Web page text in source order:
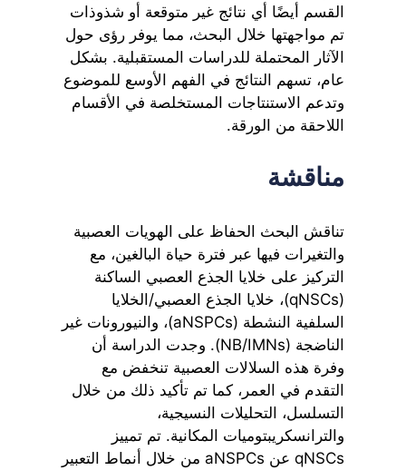
القسم أيضًا أي نتائج غير متوقعة أو شذوذات
تم مواجهتها خلال البحث، مما يوفر رؤى حول
الآثار المحتملة للدراسات المستقبلية. بشكل
عام، تسهم النتائج في الفهم الأوسع للموضوع
وتدعم الاستنتاجات المستخلصة في الأقسام
اللاحقة من الورقة.
مناقشة
تناقش البحث الحفاظ على الهويات العصبية
والتغيرات فيها عبر فترة حياة البالغين، مع
التركيز على خلايا الجذع العصبي الساكنة
(qNSCs)، خلايا الجذع العصبي/الخلايا
السلفية النشطة (aNSPCs)، والنيورونات غير
الناضجة (NB/IMNs). وجدت الدراسة أن
وفرة هذه السلالات العصبية تنخفض مع
التقدم في العمر، كما تم تأكيد ذلك من خلال
التسلسل، التحليلات النسيجية،
والترانسكريبتوميات المكانية. تم تمييز
qNSCs عن aNSPCs من خلال أنماط التعبير